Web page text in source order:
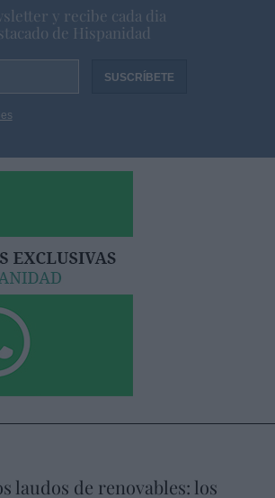
y recibe cada dia
de Hispanidad
laudos de renovables: los